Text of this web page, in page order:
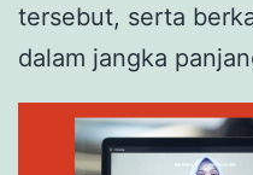
tersebut, serta
dalam jangka